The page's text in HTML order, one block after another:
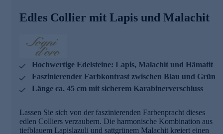
von etwa 170 Karat unterstreicht die Hochwertigkeit dieses
außergewöhnlichen Accessoires. Ob zu einem eleganten
Outfit - dieses Collier von Sogni d'oro ist ein zeitloser
Begleiter für viele Anlässe und wird Sie mit seiner
natürlichen Schönheit immer wieder aufs Neue begeistern.
Edles Collier mit Lapis und Malachit
Hochwertige Edelsteine: Lapis, Malachit und Hämatit
Faszinierender Farbkontrast zwischen Blau und Grün
Länge ca. 45 cm mit sicherem Karabinerverschluss
Lassen Sie sich von der faszinierenden Farbenpracht dieses
edlen Colliers verzaubern. Die harmonische Kombination aus
tiefblauem Lapislazuli und sattgrünem Malachit kreiert einen